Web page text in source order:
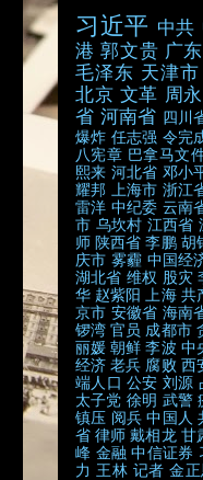
习近平 中共
港 郭文贵 广
毛泽东 天津市
北京 文革 周
省 河南省 四川
爆炸 任志强 令完
八宪章 巴拿马文
熙来 河北省 邓小
耀邦
上海市 浙江
雷洋 中纪委 云南
市 乌坎村 江西省
师 陕西省 李鹏 胡
庆市 雾霾 中国经
湖北省 维权 股灾
华 赵紫阳 上海 共
京市 安徽省 海南
锣湾 官员 成都市
丽媛 朝鲜 李波 中
经济 老兵 腐败 西
端人口 公安 刘源
太子党 徐明 武警
镇压 阅兵 中国人
省 律师 戴相龙 甘
峰 金融 中信证券
力 王林 记者 金正